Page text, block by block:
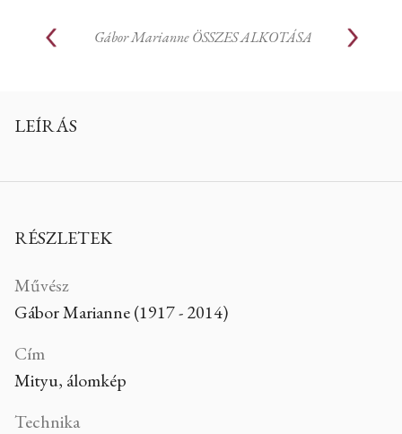
Gábor Marianne ÖSSZES ALKOTÁSA
LEÍRÁS
RÉSZLETEK
Művész
Gábor Marianne (1917 - 2014)
Cím
Mityu, álomkép
Technika